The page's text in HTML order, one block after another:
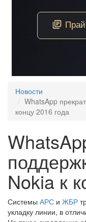
Новости
WhatsApp
концу 2016 года
Nokia к
Системы АРС и ЖБР
укладку линии, в